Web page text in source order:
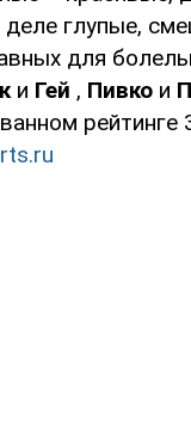
глупые,
для
и Гей , Пивко и